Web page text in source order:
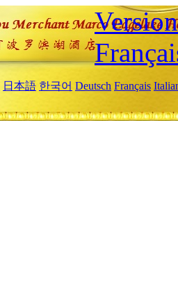
日本語 한국어 Deutsch Français